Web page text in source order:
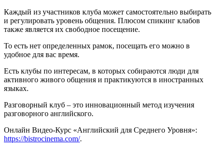
Каждый из участников клуба может самостоятельно выбирать
и регулировать уровень общения. Плюсом спикинг клабов
также является их свободное посещение.
То есть нет определенных рамок, посещать его можно в
удобное для вас время.
Есть клубы по интересам, в которых собираются люди для
активного живого общения и практикуются в иностранных
языках.
Разговорный клуб – это инновационный метод изучения
разговорного английского.
Онлайн Видео-Курс «Английский для Среднего Уровня»:
https://bistrocinema.com/.